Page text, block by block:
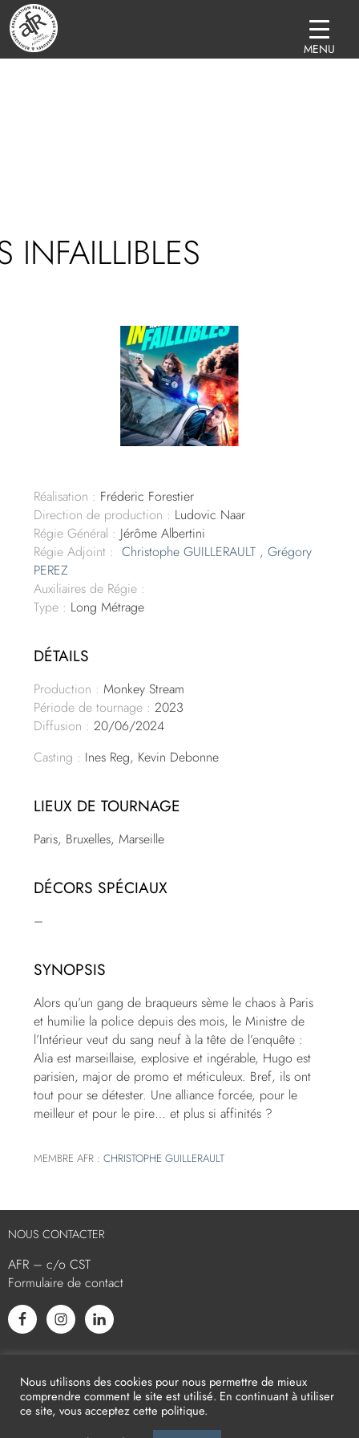
INFAILLIBLES
Réalisation : Fréderic Forestier
Direction de production : Ludovic Naar
Régie Général : Jérôme Albertini
Régie Adjoint : Christophe GUILLERAULT , Grégory
PEREZ
Auxiliaires de Régie :
Type : Long Métrage
DÉTAILS
Production : Monkey Stream
Période de tournage : 2023
Diffusion : 20/06/2024
Casting : Ines Reg, Kevin Debonne
LIEUX DE TOURNAGE
Paris, Bruxelles, Marseille
DÉCORS SPÉCIAUX
–
SYNOPSIS
Alors qu’un gang de braqueurs sème le chaos à Paris
et humilie la police depuis des mois, le Ministre de
l’Intérieur veut du sang neuf à la tête de l’enquête :
Alia est marseillaise, explosive et ingérable, Hugo est
parisien, major de promo et méticuleux. Bref, ils ont
tout pour se détester. Une alliance forcée, pour le
meilleur et pour le pire… et plus si affinités ?
MEMBRE AFR :CHRISTOPHE GUILLERAULT
NOUS CONTACTER
AFR – c/o CST
Formulaire de contact
Nous utilisons des cookies pour nous permettre de mieux
comprendre comment le site est utilisé. En continuant à utiliser
ce site, vous acceptez cette politique.
MENU